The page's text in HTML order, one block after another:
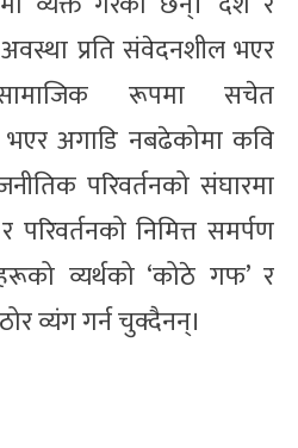
प्रति संवेदनशील भएर
सामाजिक रूपमा सचेत
अगाडि नबढेकोमा कवि
परिवर्तनको संघारमा
निमित्त समर्पण
व्यर्थको ‘कोठे गफ’ र
व्यंग गर्न चुक्दैनन्।